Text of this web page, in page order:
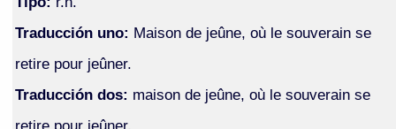
Traducción uno: Maison de jeûne, où le souverain se
retire pour jeûner.
Traducción dos: maison de jeûne, où le souverain se
retire pour jeûner.